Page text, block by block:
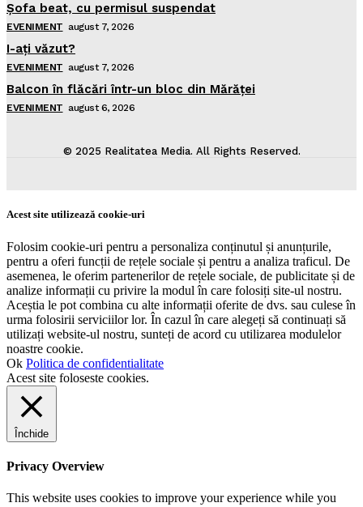
Şofa beat, cu permisul suspendat
EVENIMENT august 7, 2026
I-aţi văzut?
EVENIMENT august 7, 2026
Balcon în flăcări într-un bloc din Mărăţei
EVENIMENT august 6, 2026
© 2025 Realitatea Media. All Rights Reserved.
Acest site utilizează cookie-uri
Folosim cookie-uri pentru a personaliza conținutul și anunțurile,
pentru a oferi funcții de rețele sociale și pentru a analiza traficul. De
asemenea, le oferim partenerilor de rețele sociale, de publicitate și de
analize informații cu privire la modul în care folosiți site-ul nostru.
Aceștia le pot combina cu alte informații oferite de dvs. sau culese în
urma folosirii serviciilor lor. În cazul în care alegeți să continuați să
utilizați website-ul nostru, sunteți de acord cu utilizarea modulelor
noastre cookie.
Ok Politica de confidentialitate
Acest site foloseste cookies.
Închide
Privacy Overview
This website uses cookies to improve your experience while you